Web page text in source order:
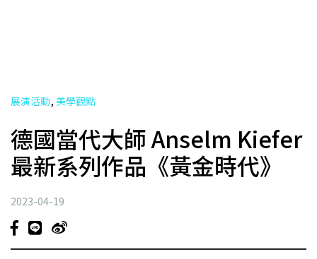
展演活動, 美學觀點
德國當代大師 Anselm Kiefer
最新系列作品《黃金時代》
2023-04-19